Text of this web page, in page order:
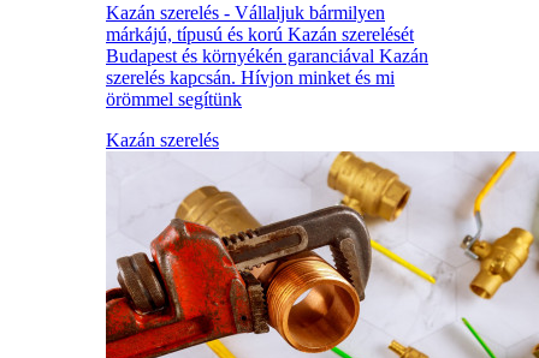
Kazán szerelés - Vállaljuk bármilyen
márkájú, típusú és korú Kazán szerelését
Budapest és környékén garanciával Kazán
szerelés kapcsán. Hívjon minket és mi
örömmel segítünk
Kazán szerelés